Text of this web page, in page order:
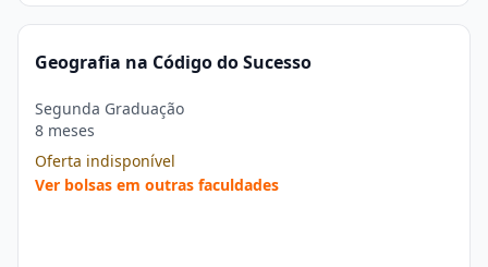
Geografia na Código do Sucesso
Segunda Graduação
8 meses
Oferta indisponível
Ver bolsas em outras faculdades